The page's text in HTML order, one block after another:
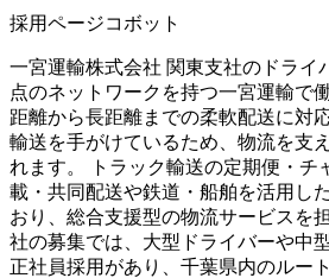
採用ページコボット
一宮運輸株式会社 関東支社のドライ
点のネットワークを持つ一宮運輸で
距離から長距離までの柔軟配送に対
輸送を手がけているため、物流を支
れます。 トラック輸送の定期便・チ
載・共同配送や鉄道・船舶を活用し
おり、総合支援型の物流サービスを
社の募集では、大型ドライバーや中
正社員採用があり、千葉県内のルー